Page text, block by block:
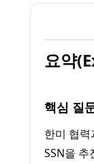
요약
핵심 질
한미 협
SSN을 추